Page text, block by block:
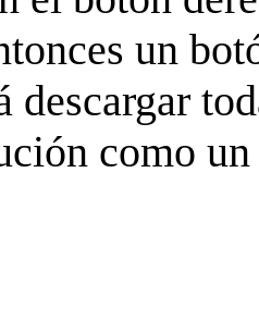
un
descargar
como